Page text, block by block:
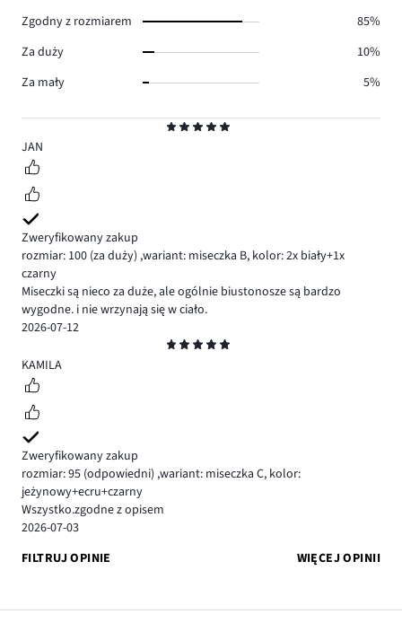
5
JAN
Zweryfikowany zakup
rozmiar: 100 (za duży) ,wariant: miseczka B, kolor: 2x biały+1x
czarny
Miseczki są nieco za duże, ale ogólnie biustonosze są bardzo
wygodne. i nie wrzynają się w ciało.
2026-07-12
5
KAMILA
Zweryfikowany zakup
rozmiar: 95 (odpowiedni) ,wariant: miseczka C, kolor:
jeżynowy+ecru+czarny
Wszystko.zgodne z opisem
2026-07-03
FILTRUJ OPINIE
WIĘCEJ OPINII
Zgodny z rozmiarem
85%
Za duży
10%
Za mały
5%